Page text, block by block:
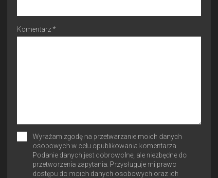
Komentarz *
Wyrażam zgodę na przetwarzanie moich danych
osobowych w celu opublikowania komentarza.
Podanie danych jest dobrowolne, ale niezbędne do
przetworzenia zapytania. Przysługuje mi prawo
dostępu do moich danych osobowych oraz ich